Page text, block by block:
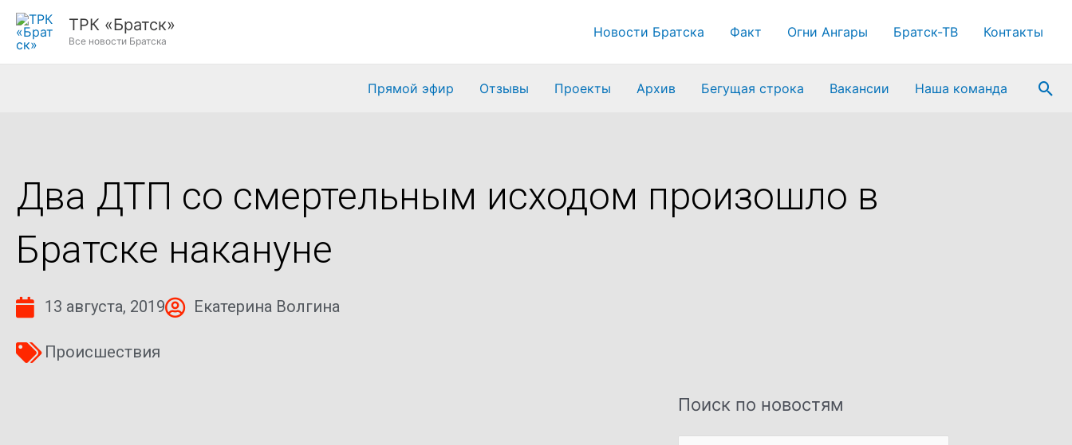
Перейти
ТРК «Братск»
Все новости Братска
Новости Братска Факт Огни Ангары Братск-ТВ Контакты
Прямой эфир Отзывы Проекты Архив Бегущая строка Вакансии Наша команда
Два ДТП со смертельным исходом произошло в
Братске накануне
13 августа, 2019 Екатерина Волгина
Происшествия
Поиск по новостям